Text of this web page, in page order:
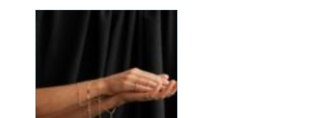
svårt att formulera i ord.
sekunder, oavsett om
mottagaren befinner sig
på konto...